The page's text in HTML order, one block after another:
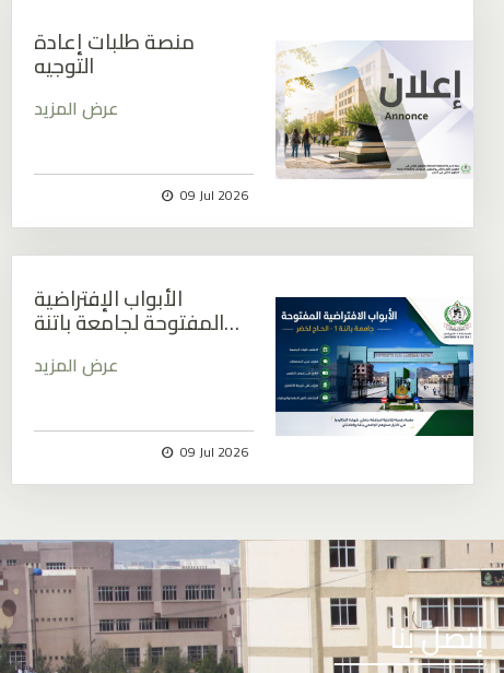
منصة طلبات إعادة
التوجيه
عرض المزيد
09 Jul 2026
الأبواب الإفتراضية
المفتوحة لجامعة باتنة…
عرض المزيد
09 Jul 2026
إتصل بنا